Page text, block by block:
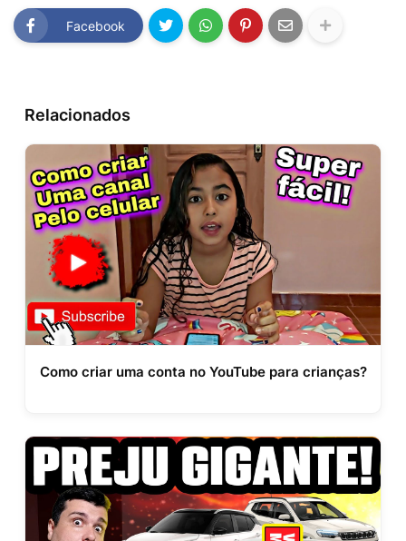
Facebook
Relacionados
Como criar uma conta no YouTube para crianças?